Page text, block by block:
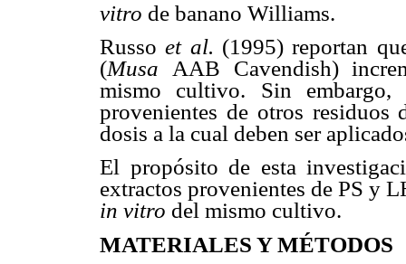
vitro de banano Williams.
Russoet al. (1995) reportan
(Musa AAB Cavendish)
mismo cultivo. Sin
provenientes de otros
dosis a la cual deben ser
El propósito de esta
extractos provenientes de PS y
in vitro del mismo cultivo.
MATERIALES Y MÉTODOS